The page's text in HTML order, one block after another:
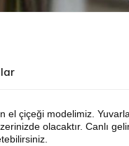
çiçeği modelimiz.
olacaktır. Canlı